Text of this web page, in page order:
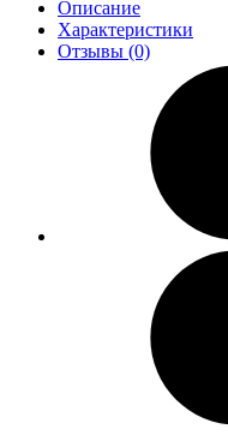
Описание
Характеристики
Отзывы (0)